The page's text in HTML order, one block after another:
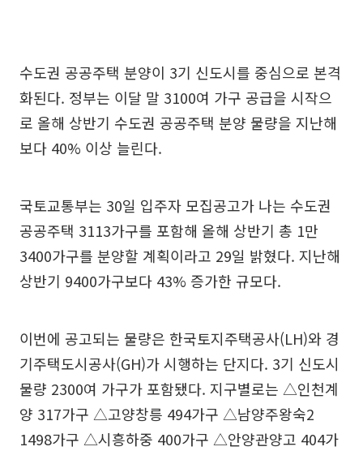
수도권 공공주택 분양이 3기 신도시를 중심으로 본격
화된다. 정부는 이달 말 3100여 가구 공급을 시작으
로 올해 상반기 수도권 공공주택 분양 물량을 지난해
보다 40% 이상 늘린다.
국토교통부는 30일 입주자 모집공고가 나는 수도권
공공주택 3113가구를 포함해 올해 상반기 총 1만
3400가구를 분양할 계획이라고 29일 밝혔다. 지난해
상반기 9400가구보다 43% 증가한 규모다.
이번에 공고되는 물량은 한국토지주택공사(LH)와 경
기주택도시공사(GH)가 시행하는 단지다. 3기 신도시
물량 2300여 가구가 포함됐다. 지구별로는 △인천계
양 317가구 △고양창릉 494가구 △남양주왕숙2
1498가구 △시흥하중 400가구 △안양관양고 404가